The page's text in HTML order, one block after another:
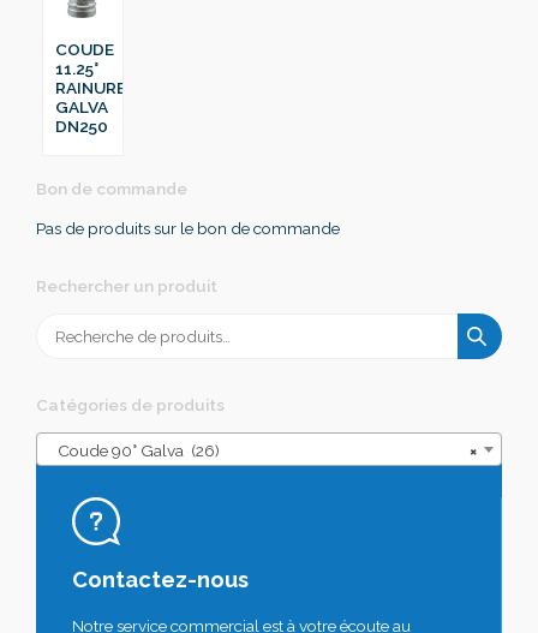
COUDE
11.25°
RAINURE
GALVA
DN250
Bon de commande
Pas de produits sur le bon de commande
Rechercher un produit
pour :
Catégories de produits
×
Coude 90° Galva (26)
Contactez-nous
Notre service commercial est à votre écoute au